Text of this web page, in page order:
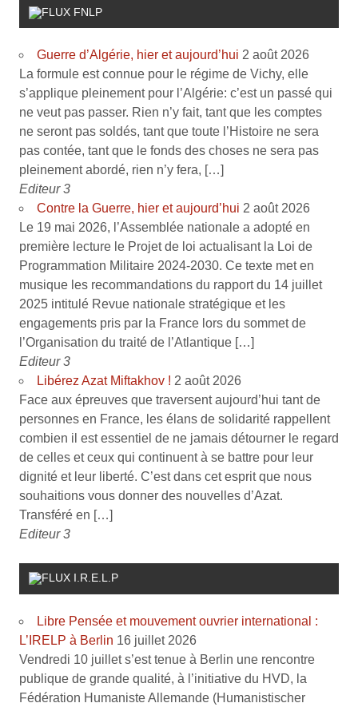
FNLP
Guerre d’Algérie, hier et aujourd’hui 2 août 2026
La formule est connue pour le régime de Vichy, elle
s’applique pleinement pour l’Algérie: c’est un passé qui
ne veut pas passer. Rien n’y fait, tant que les comptes
ne seront pas soldés, tant que toute l’Histoire ne sera
pas contée, tant que le fonds des choses ne sera pas
pleinement abordé, rien n’y fera, […]
Editeur 3
Contre la Guerre, hier et aujourd’hui 2 août 2026
Le 19 mai 2026, l’Assemblée nationale a adopté en
première lecture le Projet de loi actualisant la Loi de
Programmation Militaire 2024-2030. Ce texte met en
musique les recommandations du rapport du 14 juillet
2025 intitulé Revue nationale stratégique et les
engagements pris par la France lors du sommet de
l’Organisation du traité de l’Atlantique […]
Editeur 3
Libérez Azat Miftakhov ! 2 août 2026
Face aux épreuves que traversent aujourd’hui tant de
personnes en France, les élans de solidarité rappellent
combien il est essentiel de ne jamais détourner le regard
de celles et ceux qui continuent à se battre pour leur
dignité et leur liberté. C’est dans cet esprit que nous
souhaitions vous donner des nouvelles d’Azat.
Transféré en […]
Editeur 3
I.R.E.L.P
Libre Pensée et mouvement ouvrier international :
L’IRELP à Berlin 16 juillet 2026
Vendredi 10 juillet s’est tenue à Berlin une rencontre
publique de grande qualité, à l’initiative du HVD, la
Fédération Humaniste Allemande (Humanistischer